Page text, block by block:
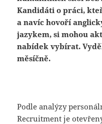
Kandidáti o práci,
a navíc hovoří
jazykem, si mohou
nabídek vybírat.
měsíčně.
Podle analýzy
Recruitment je